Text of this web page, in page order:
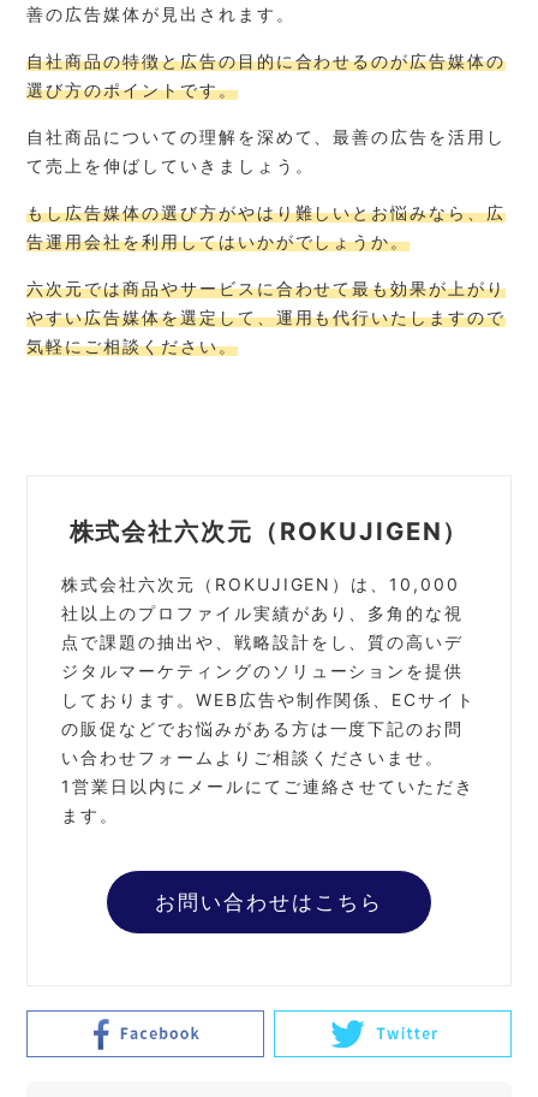
善の広告媒体が見出されます。
自社商品の特徴と広告の目的に合わせるのが広告媒体の
選び方のポイントです。
自社商品についての理解を深めて、最善の広告を活用し
て売上を伸ばしていきましょう。
もし広告媒体の選び方がやはり難しいとお悩みなら、広
告運用会社を利用してはいかがでしょうか。
六次元では商品やサービスに合わせて最も効果が上がり
やすい広告媒体を選定して、運用も代行いたしますので
気軽にご相談ください。
株式会社六次元（ROKUJIGEN）
株式会社六次元（ROKUJIGEN）は、10,000
社以上のプロファイル実績があり、多角的な視
点で課題の抽出や、戦略設計をし、質の高いデ
ジタルマーケティングのソリューションを提供
しております。 WEB広告や制作関係、ECサイト
の販促などでお悩みがある方は一度下記のお問
い合わせフォームよりご相談くださいませ。
1営業日以内にメールにてご連絡させていただき
ます。
お問い合わせはこちら